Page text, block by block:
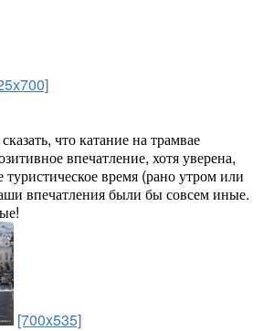
что катание на трамвае
впечатление, хотя уверена,
время (рано утром или
впечатления были бы совсем иные.
[700x535]